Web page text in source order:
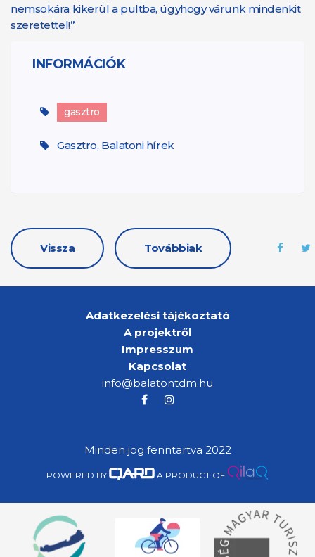
nemsokára kikerül a pultba, úgyhogy várunk mindenkit
szeretettel!”
INFORMÁCIÓK
gasztro
Gasztro, Balatoni hírek
Vissza Továbbiak
Adatkezelési tájékoztató
A projektről
Impresszum
Kapcsolat
info@balatontdm.hu
Minden jog fenntartva 2022
POWERED BY A PRODUCT OF